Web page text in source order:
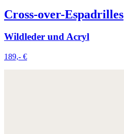
Cross-over-Espadrilles
Wildleder und Acryl
189,- €